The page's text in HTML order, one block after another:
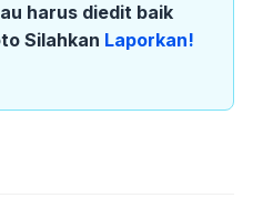
harus diedit baik
Silahkan Laporkan!